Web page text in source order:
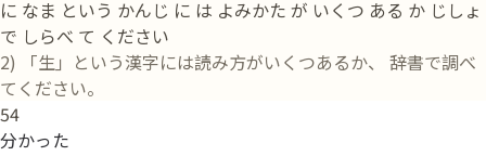
に なま という かんじ に は よみかた が いくつ ある か じしょ
で しらべ て ください
2) 「生」という漢字には読み方がいくつあるか、 辞書で調べ
てください。
54
分かった